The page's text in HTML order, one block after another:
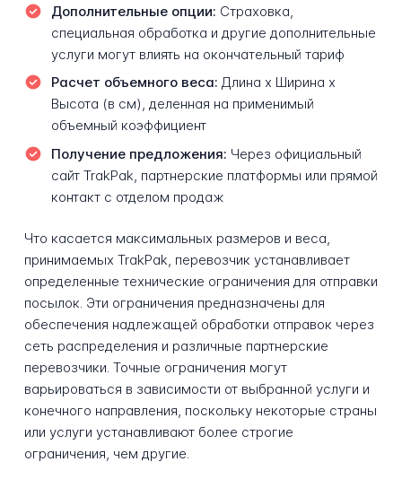
Дополнительные опции: Страховка,
специальная обработка и другие дополнительные
услуги могут влиять на окончательный тариф
Расчет объемного веса: Длина х Ширина х
Высота (в см), деленная на применимый
объемный коэффициент
Получение предложения: Через официальный
сайт TrakPak, партнерские платформы или прямой
контакт с отделом продаж
Что касается максимальных размеров и веса,
принимаемых TrakPak, перевозчик устанавливает
определенные технические ограничения для отправки
посылок. Эти ограничения предназначены для
обеспечения надлежащей обработки отправок через
сеть распределения и различные партнерские
перевозчики. Точные ограничения могут
варьироваться в зависимости от выбранной услуги и
конечного направления, поскольку некоторые страны
или услуги устанавливают более строгие
ограничения, чем другие.